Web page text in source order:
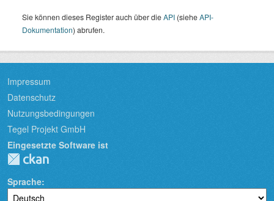
Sie können dieses Register auch über dieAPI (sieheAPI-
Dokumentation) abrufen.
Impressum
Datenschutz
Nutzungsbedingungen
Tegel Projekt GmbH
Eingesetzte Software ist
Sprache